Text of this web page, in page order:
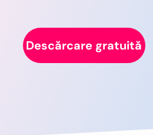
Descărcare gratuită